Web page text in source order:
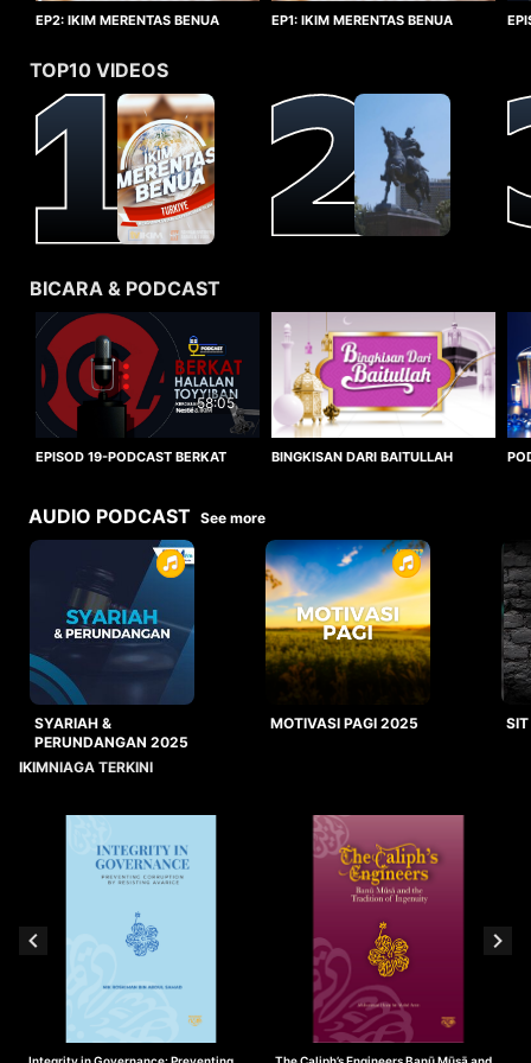
EP2: IKIM MERENTAS BENUA
EP1: IKIM MERENTAS BENUA
TOP10 VIDEOS
BICARA & PODCAST
58:05
EPISOD 19-PODCAST BERKAT
BINGKISAN DARI BAITULLAH
AUDIO PODCAST See more
SYARIAH &
PERUNDANGAN 2025
MOTIVASI PAGI 2025
IKIMNIAGA TERKINI